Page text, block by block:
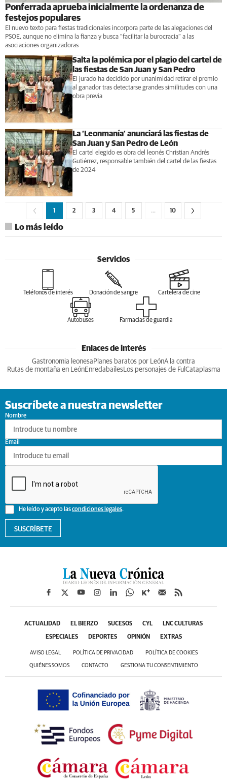
Ponferrada aprueba inicialmente la ordenanza de
festejos populares
El nuevo texto para fiestas tradicionales incorpora parte de las alegaciones del
PSOE, aunque no elimina la fianza y busca “facilitar la burocracia” a las
asociaciones organizadoras
Salta la polémica por el plagio del cartel de
las fiestas de San Juan y San Pedro
El jurado ha decidido por unanimidad retirar el premio
al ganador tras detectarse grandes similitudes con una
obra previa
La ‘Leonmanía’ anunciará las fiestas de
San Juan y San Pedro de León
El cartel elegido es obra del leonés Christian Andrés
Gutiérrez, responsable también del cartel de las fiestas
de 2024
1 2 3 4 5 … 10
Lo más leído
Servicios
Teléfonos de interés Donación de sangre Cartelera de cine
Autobuses Farmacias de guardia
Enlaces de interés
Gastronomia leonesa Planes baratos por LeónA la contra
Rutas de montaña en LeónEnredabailesLos personajes de Ful Cataplasma
Suscríbete a nuestra newsletter
Nombre
He leído y acepto lascondiciones legales.
Email
SUSCRÍBETE
ACTUALIDAD EL BIERZO SUCESOS CYL LNC CULTURAS
ESPECIALES DEPORTES OPINIÓN EXTRAS
AVISO LEGAL POLÍTICA DE PRIVACIDAD POLÍTICA DE COOKIES
QUIÉNES SOMOS CONTACTO GESTIONA TU CONSENTIMIENTO